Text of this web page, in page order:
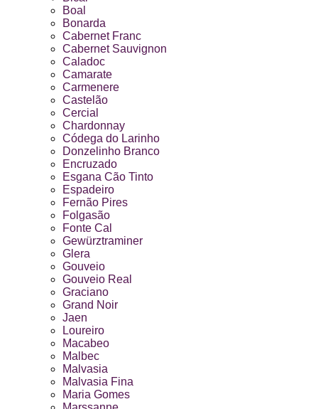
Boal
Bonarda
Cabernet Franc
Cabernet Sauvignon
Caladoc
Camarate
Carmenere
Castelão
Cercial
Chardonnay
Códega do Larinho
Donzelinho Branco
Encruzado
Esgana Cão Tinto
Espadeiro
Fernão Pires
Folgasão
Fonte Cal
Gewürztraminer
Glera
Gouveio
Gouveio Real
Graciano
Grand Noir
Jaen
Loureiro
Macabeo
Malbec
Malvasia
Malvasia Fina
Maria Gomes